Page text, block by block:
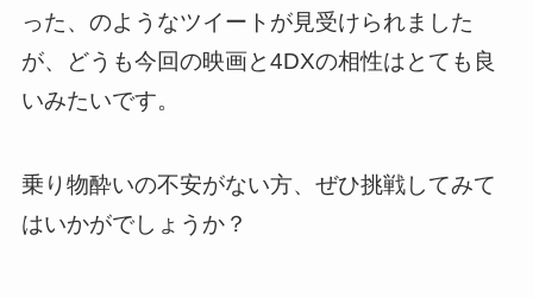
った、のようなツイートが見受けられました
が、どうも今回の映画と4DXの相性はとても良
いみたいです。
乗り物酔いの不安がない方、ぜひ挑戦してみて
はいかがでしょうか？